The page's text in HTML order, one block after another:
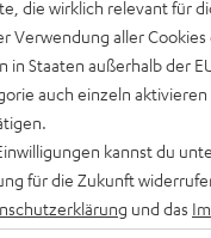
Sound und virtueller
AUX-
Inline-Fernbedienung
Capsules mit dicker,
geeignet für
die wirklich relevant für
Verwendung aller
in Staaten außerhalb der
auch einzeln
kannst du
für die Zukunft
und das